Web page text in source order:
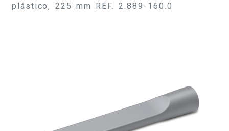
plástico, 225 mm REF. 2.889-160.0